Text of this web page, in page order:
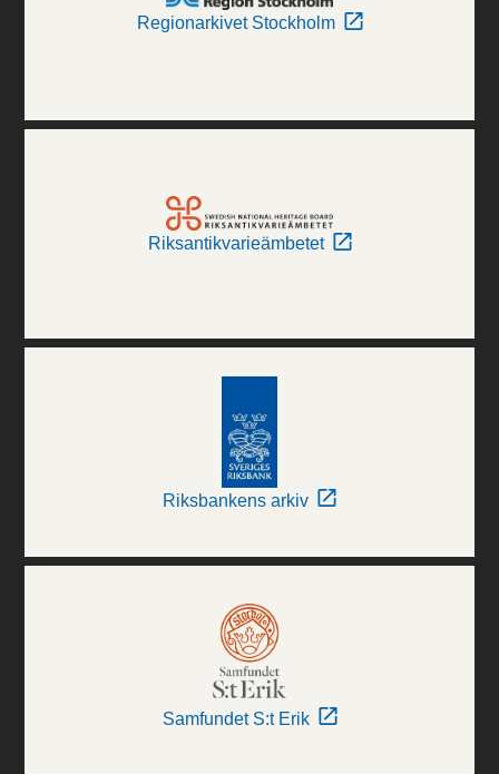
Regionarkivet Stockholm
Riksantikvarieämbetet
Riksbankens arkiv
Samfundet S:t Erik